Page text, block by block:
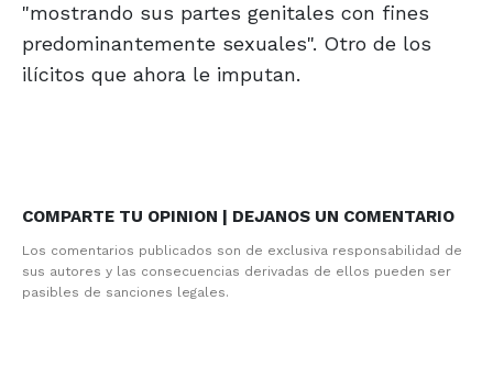
"mostrando sus partes genitales con fines
predominantemente sexuales". Otro de los
ilícitos que ahora le imputan.
COMPARTE TU OPINION | DEJANOS UN COMENTARIO
Los comentarios publicados son de exclusiva responsabilidad de
sus autores y las consecuencias derivadas de ellos pueden ser
pasibles de sanciones legales.